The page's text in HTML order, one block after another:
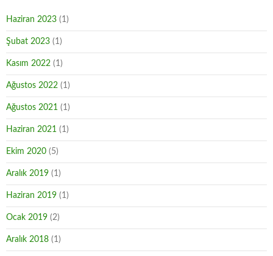
Haziran 2023 (1)
Şubat 2023 (1)
Kasım 2022 (1)
Ağustos 2022 (1)
Ağustos 2021 (1)
Haziran 2021 (1)
Ekim 2020 (5)
Aralık 2019 (1)
Haziran 2019 (1)
Ocak 2019 (2)
Aralık 2018 (1)